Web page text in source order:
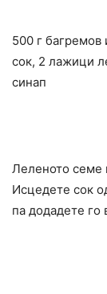
500 г багремов
сок, 2 лажици
синап
Леленото семе
Исцедете сок
па додадете го